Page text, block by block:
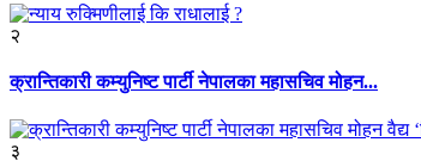
२
क्रान्तिकारी कम्युनिष्ट पार्टी नेपालका महासचिव मोहन...
३